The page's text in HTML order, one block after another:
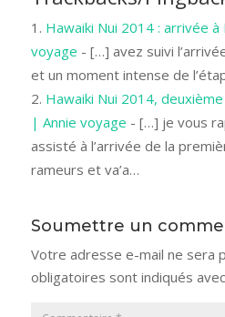
Hawaiki Nui 2014 : arrivée
voyage - […] avez suivi
et un moment intense de
Hawaiki Nui 2014,
| Annie voyage - […] je vous
assisté à l’arrivée de la
rameurs et va’a…
Soumettre un
Votre adresse e-mail ne sera
obligatoires sont indiqués avec